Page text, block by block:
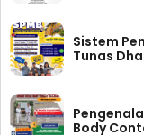
Sistem
Tunas
Body